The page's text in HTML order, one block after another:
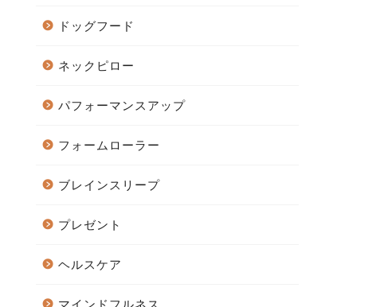
ドッグフード
ネックピロー
パフォーマンスアップ
フォームローラー
ブレインスリープ
プレゼント
ヘルスケア